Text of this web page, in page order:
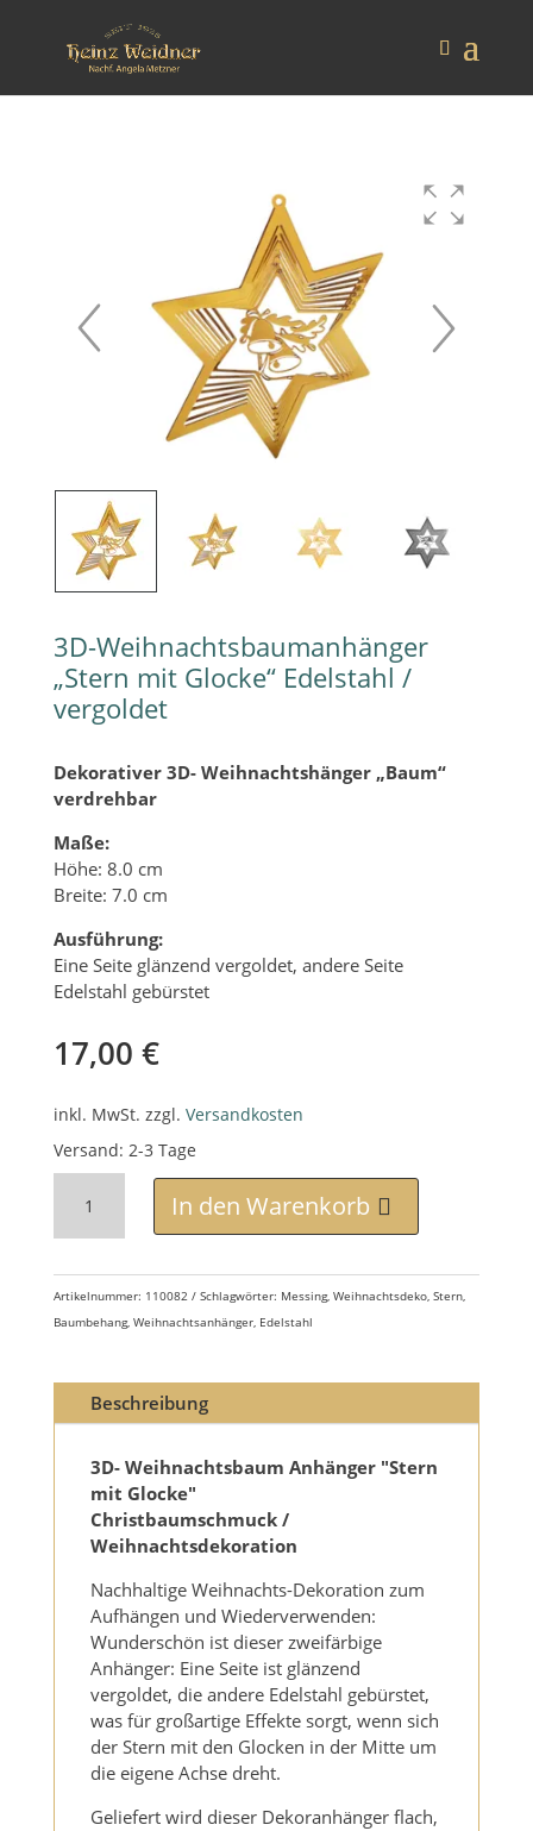
3D-Weihnachtsbaumanhänger
„Stern mit Glocke“ Edelstahl /
vergoldet
Dekorativer 3D- Weihnachtshänger „Baum“
verdrehbar
Maße:
Höhe: 8.0 cm
Breite: 7.0 cm
Ausführung:
Eine Seite glänzend vergoldet, andere Seite
Edelstahl gebürstet
17,00 €
inkl. MwSt. zzgl. Versandkosten
Versand: 2-3 Tage
3D-
Weihnachtsbaumanhänger
"Stern
Glocke"
/
vergoldet
Menge
In den Warenkorb
Artikelnummer: 110082 Schlagwörter: Messing, Weihnachtsdeko, Stern,
Baumbehang, Weihnachtsanhänger, Edelstahl
Beschreibung
3D- Weihnachtsbaum Anhänger "Stern
mit Glocke"
Christbaumschmuck /
Weihnachtsdekoration
Nachhaltige Weihnachts-Dekoration zum
Aufhängen und Wiederverwenden:
Wunderschön ist dieser zweifärbige
Anhänger: Eine Seite ist glänzend
vergoldet, die andere Edelstahl gebürstet,
was für großartige Effekte sorgt, wenn sich
der Stern mit den Glocken in der Mitte um
die eigene Achse dreht.
Geliefert wird dieser Dekoranhänger flach,